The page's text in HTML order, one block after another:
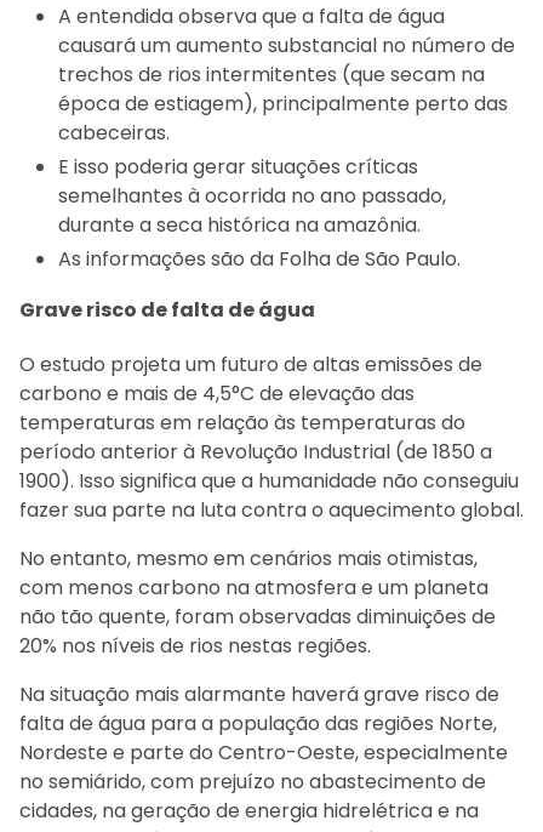
A entendida observa que a falta de água
causará um aumento substancial no número de
trechos de rios intermitentes (que secam na
época de estiagem), principalmente perto das
cabeceiras.
E isso poderia gerar situações críticas
semelhantes à ocorrida no ano passado,
durante a seca histórica na amazônia.
As informações são da Folha de São Paulo.
Grave risco de falta de água
O estudo projeta um futuro de altas emissões de
carbono e mais de 4,5°C de elevação das
temperaturas em relação às temperaturas do
período anterior à Revolução Industrial (de 1850 a
1900). Isso significa que a humanidade não conseguiu
fazer sua parte na luta contra o aquecimento global.
No entanto, mesmo em cenários mais otimistas,
com menos carbono na atmosfera e um planeta
não tão quente, foram observadas diminuições de
20% nos níveis de rios nestas regiões.
Na situação mais alarmante haverá grave risco de
falta de água para a população das regiões Norte,
Nordeste e parte do Centro-Oeste, especialmente
no semiárido, com prejuízo no abastecimento de
cidades, na geração de energia hidrelétrica e na